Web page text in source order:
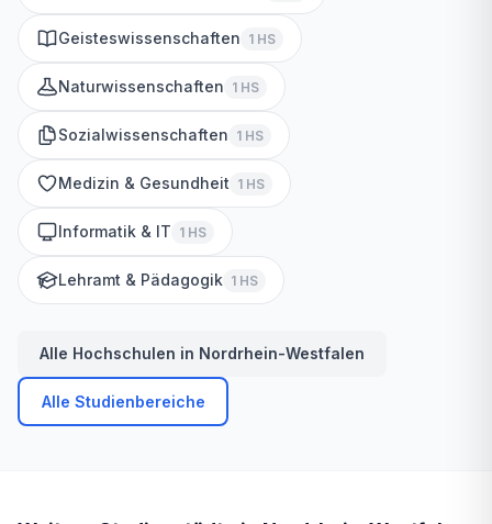
Geisteswissenschaften 1 HS
Naturwissenschaften 1 HS
Sozialwissenschaften 1 HS
Medizin & Gesundheit 1 HS
Informatik & IT 1 HS
Lehramt & Pädagogik 1 HS
Alle Hochschulen in Nordrhein-Westfalen
Alle Studienbereiche